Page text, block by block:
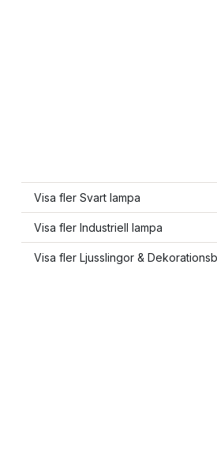
Visa fler Svart lampa
Visa fler Industriell lampa
Visa fler Ljusslingor &